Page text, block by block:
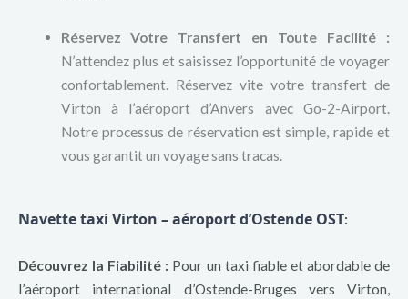
Réservez Votre Transfert en Toute Facilité :
N’attendez plus et saisissez l’opportunité de voyager
confortablement. Réservez vite votre transfert de
Virton à l’aéroport d’Anvers avec Go-2-Airport.
Notre processus de réservation est simple, rapide et
vous garantit un voyage sans tracas.
Navette taxi Virton – aéroport d’Ostende OST:
Découvrez la Fiabilité : Pour un taxi fiable et abordable de
l’aéroport international d’Ostende-Bruges vers Virton,